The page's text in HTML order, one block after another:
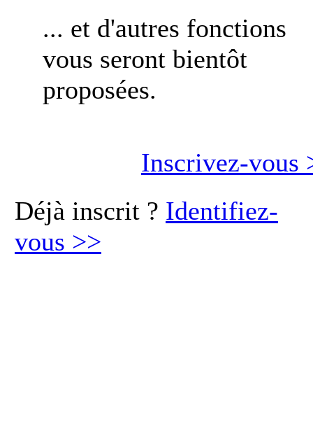
... et d'autres fonctions
vous seront bientôt
proposées.
Inscrivez-vous
Déjà inscrit ? Identifiez-
vous >>